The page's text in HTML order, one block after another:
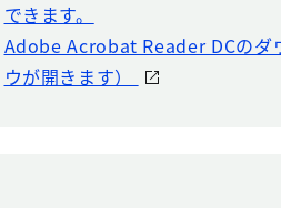
できます。
Adobe Acrobat Reader DCのダ
ウが開きます）